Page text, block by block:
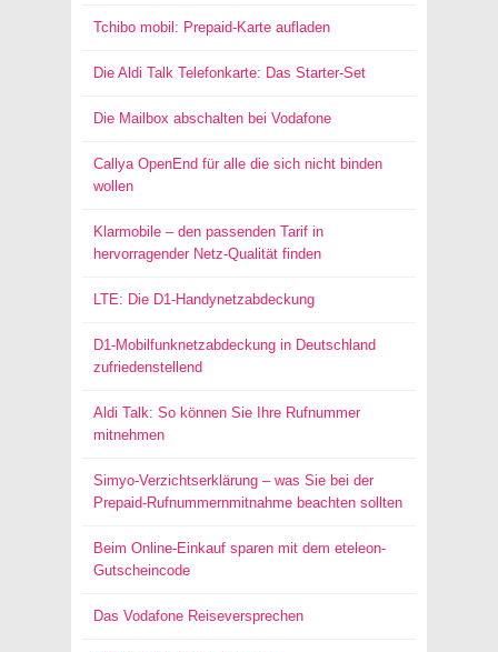
Tchibo mobil: Prepaid-Karte aufladen
Die Aldi Talk Telefonkarte: Das Starter-Set
Die Mailbox abschalten bei Vodafone
Callya OpenEnd für alle die sich nicht binden
wollen
Klarmobile – den passenden Tarif in
hervorragender Netz-Qualität finden
LTE: Die D1-Handynetzabdeckung
D1-Mobilfunknetzabdeckung in Deutschland
zufriedenstellend
Aldi Talk: So können Sie Ihre Rufnummer
mitnehmen
Simyo-Verzichtserklärung – was Sie bei der
Prepaid-Rufnummernmitnahme beachten sollten
Beim Online-Einkauf sparen mit dem eteleon-
Gutscheincode
Das Vodafone Reiseversprechen